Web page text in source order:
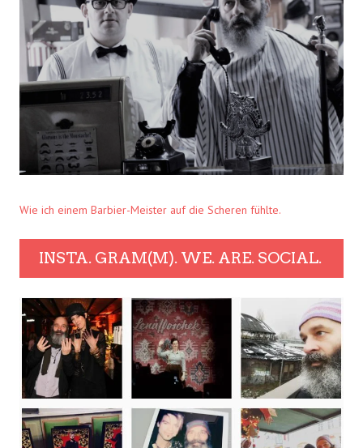
Wie ich einem Barbier-Meister auf die Scheren fühlte.
INSTA. GRAM(M). WE. ARE. SOCIAL.